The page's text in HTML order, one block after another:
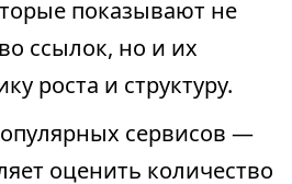
показывают не
ссылок, но и их
роста и структуру.
сервисов —
оценить количество